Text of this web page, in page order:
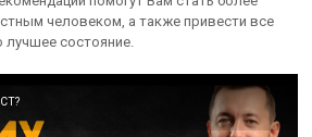
человеком, а также привести все
лучшее состояние.